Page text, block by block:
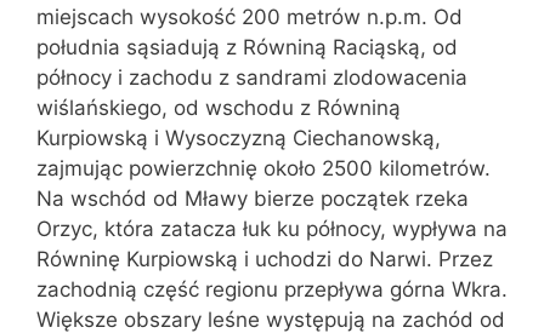
miejscach wysokość 200 metrów n.p.m. Od
południa sąsiadują z Równiną Raciąską, od
północy i zachodu z sandrami zlodowacenia
wiślańskiego, od wschodu z Równiną
Kurpiowską i Wysoczyzną Ciechanowską,
zajmując powierzchnię około 2500 kilometrów.
Na wschód od Mławy bierze początek rzeka
Orzyc, która zatacza łuk ku północy, wypływa na
Równinę Kurpiowską i uchodzi do Narwi. Przez
zachodnią część regionu przepływa górna Wkra.
Większe obszary leśne występują na zachód od